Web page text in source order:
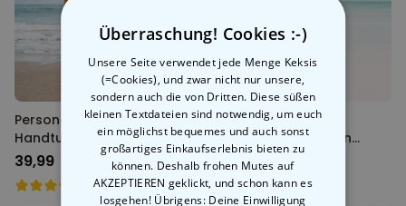
Personalisierbares
Handtuch mit Getränken
und Spruch
39,99 CHF
Personalisierbare
Handtuch-Illustration
Cocktailglas
39,99 CHF
Überraschung! Cookies :-)
Unsere Seite verwendet jede Menge Keksis
(=Cookies), und zwar nicht nur unsere,
sondern auch die von Dritten. Diese süßen
kleinen Textdateien sind notwendig, um euch
ein möglichst bequemes und auch sonst
großartiges Einkaufserlebnis bieten zu
können. Deshalb frohen Mutes auf
AKZEPTIEREN geklickt, und schon kann es
losgehen! Übrigens: Deine Einwilligung